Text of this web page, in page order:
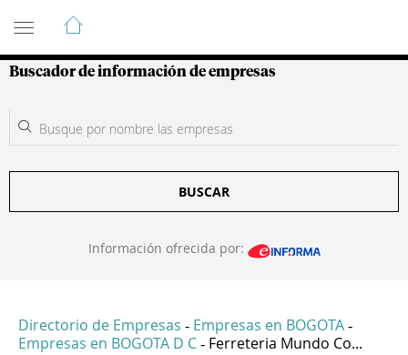
Guía de Empresas Colombianas
Buscador de información de empresas
BUSCAR
Información ofrecida por:
Directorio de Empresas - Empresas en BOGOTA -
Empresas en BOGOTA D C - Ferreteria Mundo Co...